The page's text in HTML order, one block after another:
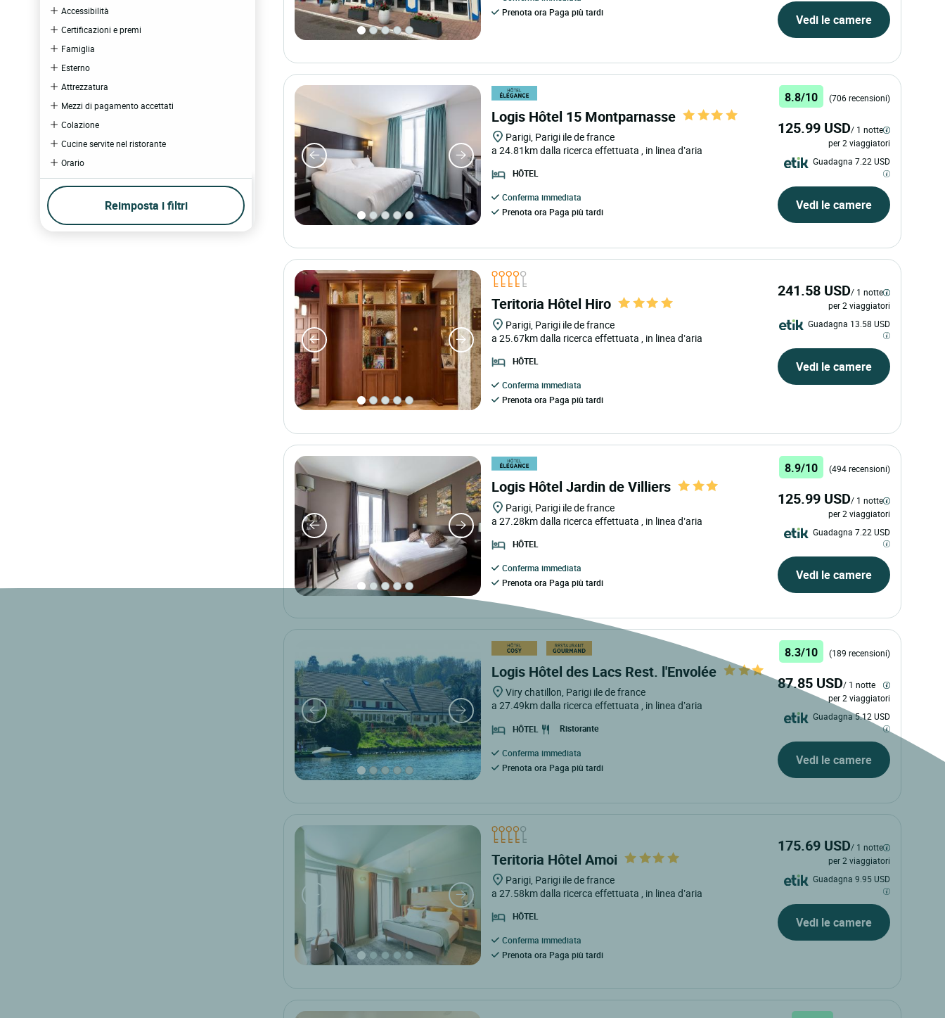
Accessibilità
Certificazioni e premi
Famiglia
Esterno
Attrezzatura
Mezzi di pagamento accettati
Colazione
Cucine servite nel ristorante
Orario
Benessere
Reimposta i filtri
Prenota ora Paga più tardi
Vedi le camere
Logis Hôtel 15 Montparnasse
Parigi, Parigi ile de france
a 24.81km dalla ricerca effettuata , in linea d’aria
HÔTEL
Conferma immediata
Prenota ora Paga più tardi
8.8/10 (706 recensioni)
125.99 USD/ 1 notte
per 2 viaggiatori
Guadagna 7.22 USD
Vedi le camere
Teritoria Hôtel Hiro
Parigi, Parigi ile de france
a 25.67km dalla ricerca effettuata , in linea d’aria
HÔTEL
Conferma immediata
Prenota ora Paga più tardi
241.58 USD/ 1 notte
per 2 viaggiatori
Guadagna 13.58 USD
Vedi le camere
Logis Hôtel Jardin de Villiers
Parigi, Parigi ile de france
a 27.28km dalla ricerca effettuata , in linea d’aria
HÔTEL
Conferma immediata
Prenota ora Paga più tardi
8.9/10 (494 recensioni)
125.99 USD/ 1 notte
per 2 viaggiatori
Guadagna 7.22 USD
Vedi le camere
Logis Hôtel des Lacs Rest. l'Envolée
Viry chatillon, Parigi ile de france
a 27.49km dalla ricerca effettuata , in linea d’aria
HÔTEL Ristorante
Conferma immediata
Prenota ora Paga più tardi
8.3/10 (189 recensioni)
87.85 USD/ 1 notte
per 2 viaggiatori
Guadagna 5.12 USD
Vedi le camere
Teritoria Hôtel Amoi
Parigi, Parigi ile de france
a 27.58km dalla ricerca effettuata , in linea d’aria
HÔTEL
Conferma immediata
Prenota ora Paga più tardi
175.69 USD/ 1 notte
per 2 viaggiatori
Guadagna 9.95 USD
Vedi le camere